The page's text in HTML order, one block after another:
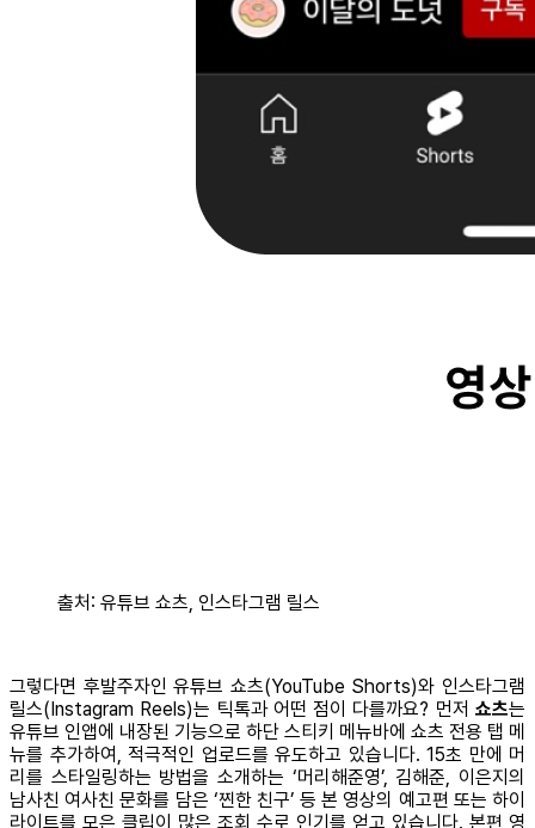
출처: 유튜브 쇼츠, 인스타그램 릴스
그렇다면 후발주자인 유튜브 쇼츠(YouTube Shorts)와 인스타그램
릴스(Instagram Reels)는 틱톡과 어떤 점이 다를까요? 먼저 쇼츠는
유튜브 인앱에 내장된 기능으로 하단 스티키 메뉴바에 쇼츠 전용 탭 메
뉴를 추가하여, 적극적인 업로드를 유도하고 있습니다. 15초 만에 머
리를 스타일링하는 방법을 소개하는 ‘머리해준영’, 김해준, 이은지의
남사친 여사친 문화를 담은 ‘찐한 친구’ 등 본 영상의 예고편 또는 하이
라이트를 모은 클립이 많은 조회 수로 인기를 얻고 있습니다. 본편 영